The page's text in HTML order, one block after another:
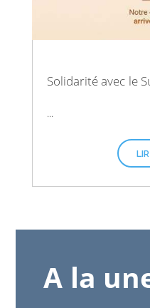
Solidarité avec le
...
A la